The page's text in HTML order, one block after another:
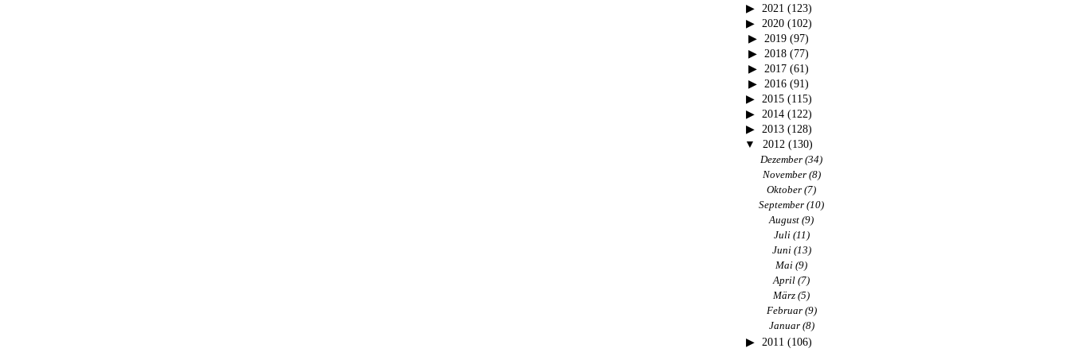
2021 (123)
2020(102)
2019 (97)
2018 (77)
2017 (61)
2016 (91)
2015(115)
2014(122)
2013(128)
2012 (130)
Dezember (34)
November(8)
Oktober (7)
September (10)
August (9)
Juli(11)
Juni(13)
Mai (9)
April (7)
März (5)
Februar(9)
Januar(8)
2011 (106)